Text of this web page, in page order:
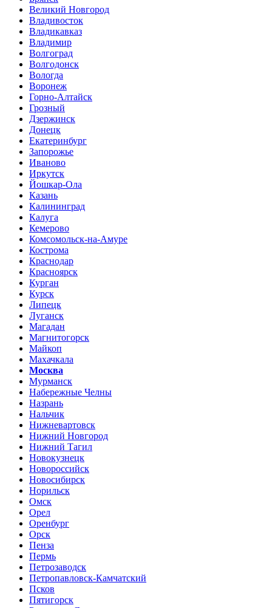
Великий Новгород
Владивосток
Владикавказ
Владимир
Волгоград
Волгодонск
Вологда
Воронеж
Горно-Алтайск
Грозный
Дзержинск
Донецк
Екатеринбург
Запорожье
Иваново
Иркутск
Йошкар-Ола
Казань
Калининград
Калуга
Кемерово
Комсомольск-на-Амуре
Кострома
Краснодар
Красноярск
Курган
Курск
Липецк
Луганск
Магадан
Магнитогорск
Майкоп
Махачкала
Москва
Мурманск
Набережные Челны
Назрань
Нальчик
Нижневартовск
Нижний Новгород
Нижний Тагил
Новокузнецк
Новороссийск
Новосибирск
Норильск
Омск
Орел
Оренбург
Орск
Пенза
Пермь
Петрозаводск
Петропавловск-Камчатский
Псков
Пятигорск